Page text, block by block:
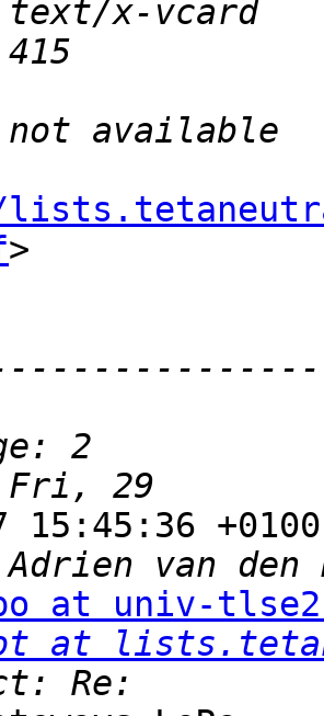
>
15:45:36 +0100
at univ-
at